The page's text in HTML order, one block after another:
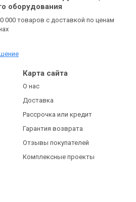
оборудования
000 товаров с доставкой по ценам
Карта сайта
О нас
Доставка
Рассрочка или кредит
Гарантия возврата
Отзывы покупателей
Комплексные проекты